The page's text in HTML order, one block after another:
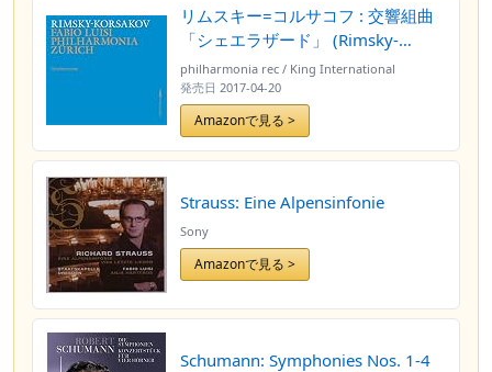
リムスキー=コルサコフ : 交響組曲
「シェエラザード」 (Rimsky-
Korsakov : Scheherazade / Fabio
Luisi | Philharmonia Zurich) [Live
Recording] [輸入盤] [日本語帯・解
説付]
philharmonia rec / King International
発売日 2017-04-20
Amazonで見る >
Strauss: Eine Alpensinfonie
Sony
Amazonで見る >
Schumann: Symphonies Nos. 1-4